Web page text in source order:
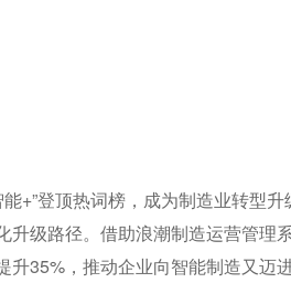
登顶热词榜，成为制造业转型
升级路径。借助浪潮制造运营管
35%，推动企业向智能制造又迈进